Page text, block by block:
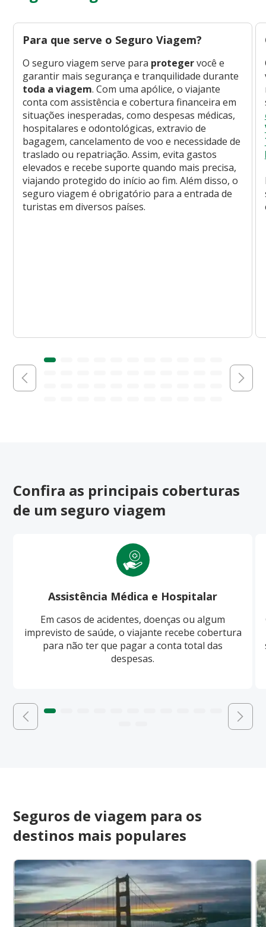
Para que serve o Seguro Viagem?
O seguro viagem serve para protegervocê e
garantir mais segurança e tranquilidade durante
toda a viagem. Com uma apólice, o viajante
conta com assistência e cobertura financeira em
situações inesperadas, como despesas médicas,
hospitalares e odontológicas, extravio de
bagagem, cancelamento de voo e necessidade de
traslado ou repatriação. Assim, evita gastos
elevados e recebe suporte quando mais precisa,
viajando protegido do início ao fim. Além disso, o
seguro viagem é obrigatório para a entrada de
turistas em diversos países.
Confira as principais coberturas
de um seguro viagem
Assistência Médica e Hospitalar
Em casos de acidentes, doenças ou algum
imprevisto de saúde, o viajante recebe cobertura
para não ter que pagar a conta total das
despesas.
Seguros de viagem para os
destinos mais populares